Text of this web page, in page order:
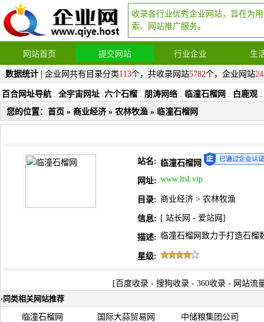
收录各行业优秀企业网站，旨在为
索、网站推广服务。
网站首页 提交网站 行业企业 生
数据统计 | 企业网共有目录分类113个，共收录网站5782个，企业网站
百合网址导航 . 全宇宙网址 .六个石榴 . 朋涛网络 . 临潼石榴网 . 白鹿观 .
您的位置： 首页 » 商业经济» 农林牧渔 » 临潼石榴网
站名:
临潼石榴网
网址: www.ltsl.vip
目录: 商业经济 > 农林牧渔
信息: [ 站长网 - 爱站网 ]
描述: 临潼石榴网致力于打造石
星级:
[ 百度收录 - 搜狗收录 - 360收录 - 网站流
· 同类相关网站推荐
临潼石榴网 国际大蒜贸易网 中储粮集团公司